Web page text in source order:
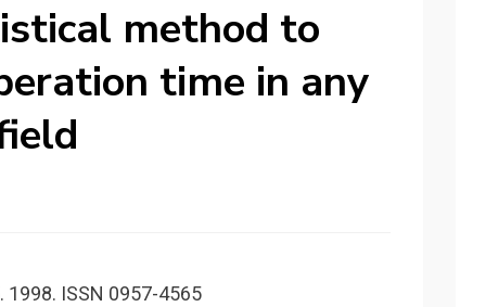
method to
time in any
1998. ISSN 0957-4565